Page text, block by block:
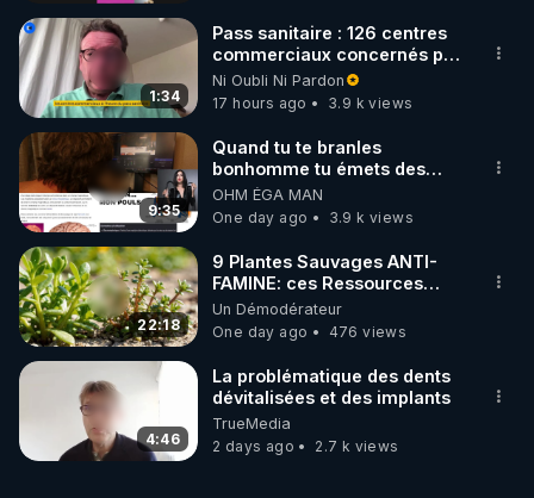
1:34
Pass sanitaire : 126 centres
commerciaux concernés par
l'obligation dans toute la
France
Ni Oubli Ni Pardon
17 hours ago
3.9 k views
9:35
Quand tu te branles
bonhomme tu émets des
ondes ils ont juste omis de
t'expliquer
OHM ÉGA MAN
One day ago
3.9 k views
22:18
9 Plantes Sauvages ANTI-
FAMINE: ces Ressources
JARDIN&des Haies
Un Démodérateur
One day ago
476 views
4:46
La problématique des dents
dévitalisées et des implants
TrueMedia
2 days ago
2.7 k views